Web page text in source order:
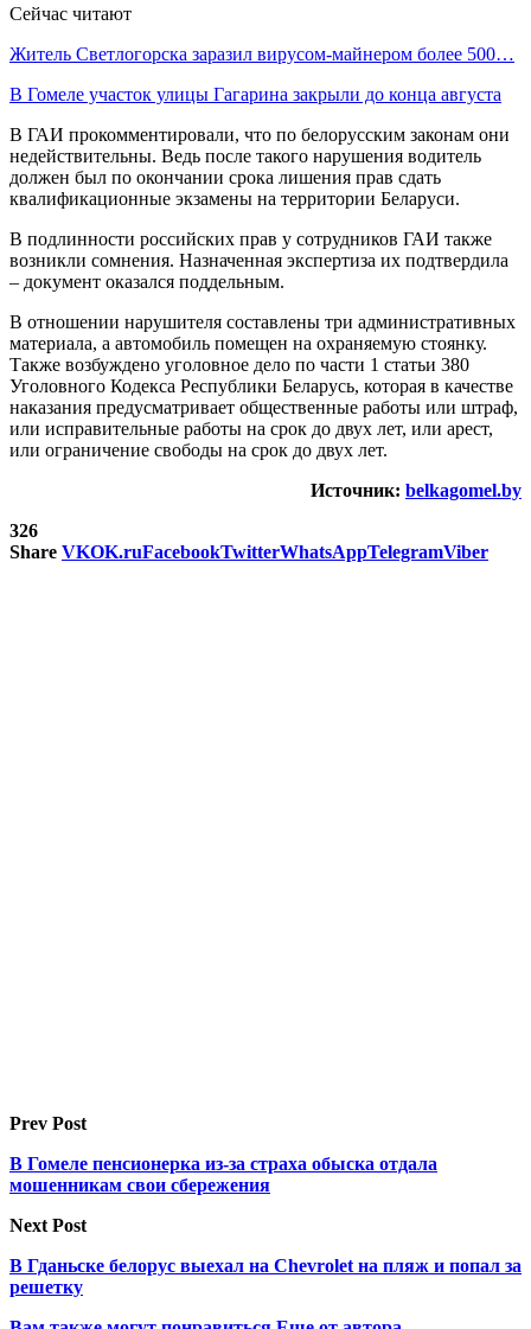
Сейчас читают
Житель Светлогорска заразил вирусом-майнером более 500…
В Гомеле участок улицы Гагарина закрыли до конца августа
В ГАИ прокомментировали, что по белорусским законам они
недействительны. Ведь после такого нарушения водитель
должен был по окончании срока лишения прав сдать
квалификационные экзамены на территории Беларуси.
В подлинности российских прав у сотрудников ГАИ также
возникли сомнения. Назначенная экспертиза их подтвердила
– документ оказался поддельным.
В отношении нарушителя составлены три административных
материала, а автомобиль помещен на охраняемую стоянку.
Также возбуждено уголовное дело по части 1 статьи 380
Уголовного Кодекса Республики Беларусь, которая в качестве
наказания предусматривает общественные работы или штраф,
или исправительные работы на срок до двух лет, или арест,
или ограничение свободы на срок до двух лет.
Источник: belkagomel.by
326
Share VKOK.ruFacebookTwitterWhatsAppTelegramViber
Prev Post
В Гомеле пенсионерка из-за страха обыска отдала
мошенникам свои сбережения
Next Post
В Гданьске белорус выехал на Chevrolet на пляж и попал за
решетку